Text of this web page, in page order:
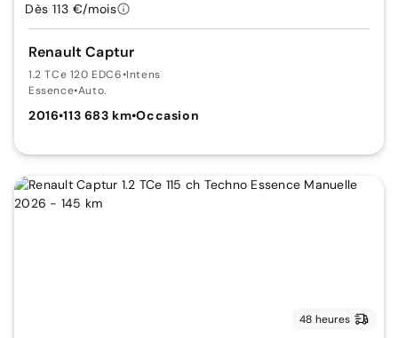
Renault Captur
1.2 TCe 120 EDC6•Intens
Essence•Auto.
2016•113 683 km•Occasion
Dès 113 €/mois
48 heures